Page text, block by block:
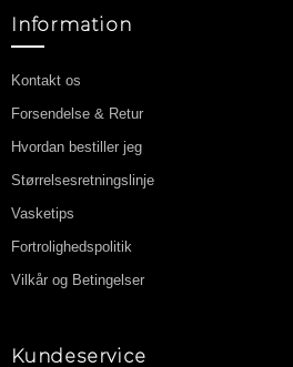
Information
Kontakt os
Forsendelse & Retur
Hvordan bestiller jeg
Størrelsesretningslinje
Vasketips
Fortrolighedspolitik
Vilkår og Betingelser
Kundeservice